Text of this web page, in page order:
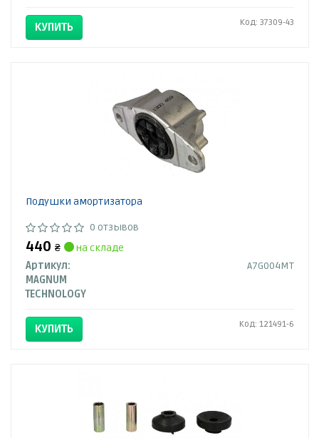
КУПИТЬ Код: 37309-43
Подушки амортизатора
0 отзывов
440 ₴
на складе
Артикул:
A7G004MT
MAGNUM
TECHNOLOGY
КУПИТЬ Код: 121491-6